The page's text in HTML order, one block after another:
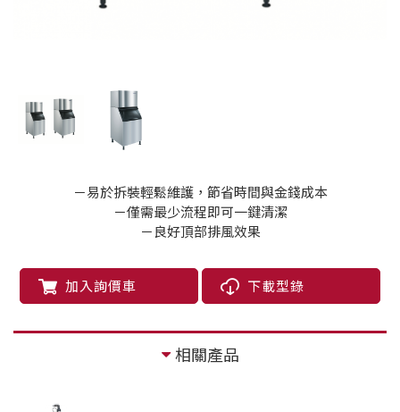
－易於拆裝輕鬆維護，節省時間與金錢成本
－僅需最少流程即可一鍵清潔
－良好頂部排風效果
加入詢價車 下載型錄
相關產品